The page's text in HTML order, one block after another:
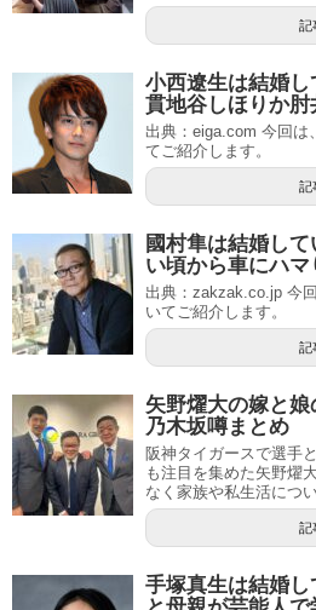
記
小西遼生は結婚
貫地谷しほりか
出典：eiga.com 今回は
てご紹介します。
記
國村隼は結婚し
い頃から車にハ
出典：zakzak.co.jp 今
いてご紹介します。
記
矢野燿大の嫁と
乃木坂噂まとめ
阪神タイガースで選手
も注目を集めた矢野燿
なく家族や私生活につ
記
手塚真生は結婚